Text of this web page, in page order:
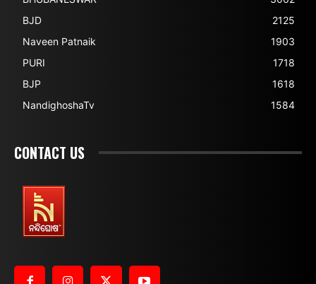
BJD
2125
Naveen Patnaik
1903
PURI
1718
BJP
1618
NandighoshaTv
1584
CONTACT US